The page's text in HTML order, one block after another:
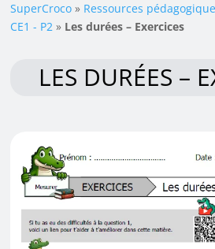
SuperCroco » Ressources
CE1 - P2 » Les durées – Exercices
LES DURÉES –